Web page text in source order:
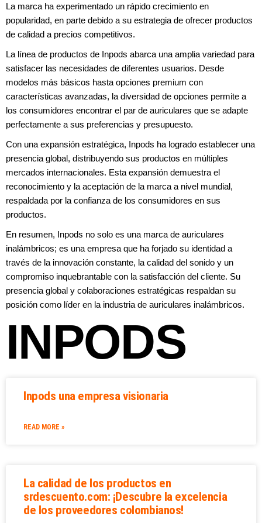
La marca ha experimentado un rápido crecimiento en
popularidad, en parte debido a su estrategia de ofrecer productos
de calidad a precios competitivos.
La línea de productos de Inpods abarca una amplia variedad para
satisfacer las necesidades de diferentes usuarios. Desde
modelos más básicos hasta opciones premium con
características avanzadas, la diversidad de opciones permite a
los consumidores encontrar el par de auriculares que se adapte
perfectamente a sus preferencias y presupuesto.
Con una expansión estratégica, Inpods ha logrado establecer una
presencia global, distribuyendo sus productos en múltiples
mercados internacionales. Esta expansión demuestra el
reconocimiento y la aceptación de la marca a nivel mundial,
respaldada por la confianza de los consumidores en sus
productos.
En resumen, Inpods no solo es una marca de auriculares
inalámbricos; es una empresa que ha forjado su identidad a
través de la innovación constante, la calidad del sonido y un
compromiso inquebrantable con la satisfacción del cliente. Su
presencia global y colaboraciones estratégicas respaldan su
posición como líder en la industria de auriculares inalámbricos.
INPODS
Inpods una empresa visionaria
READ MORE »
La calidad de los productos en
srdescuento.com: ¡Descubre la excelencia
de los proveedores colombianos!